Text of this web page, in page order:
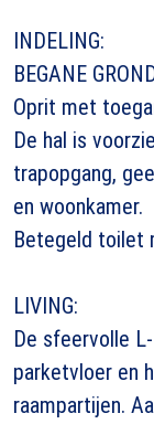
INDELING:
BEGANE
Oprit met
De hal is
trapopgang,
en woonkamer.
Betegeld toilet
LIVING:
De sfeervolle
parketvloer en
raampartijen.